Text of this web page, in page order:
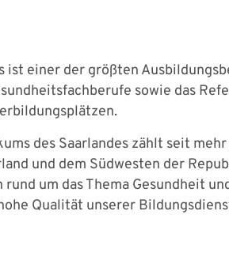
ist einer der größten
sowie das
des Saarlandes zählt seit
und dem Südwesten der
um das Thema Gesundheit
Qualität unserer